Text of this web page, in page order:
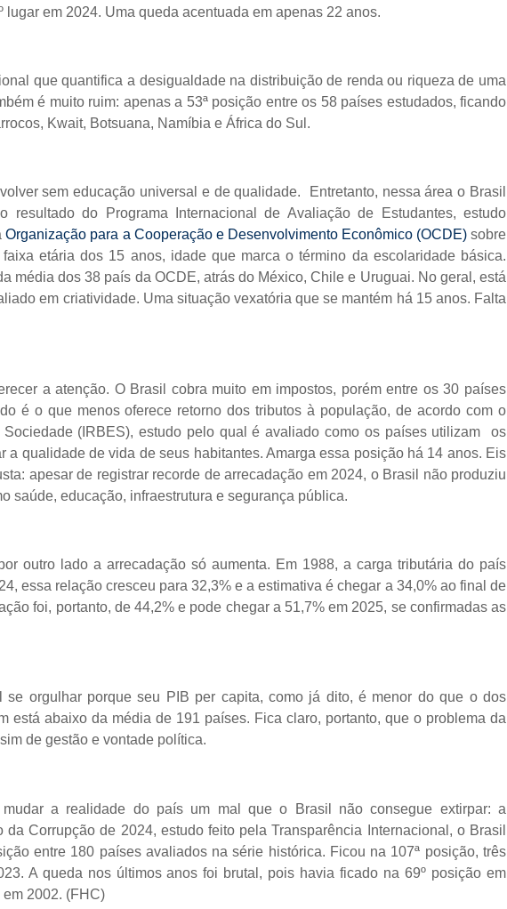
lugar em 2024. Uma queda acentuada em apenas 22 anos.
que quantifica a desigualdade na distribuição de renda ou riqueza de uma
é muito ruim: apenas a 53ª posição entre os 58 países estudados, ficando
Kwait, Botsuana, Namíbia e África do Sul.
sem educação universal e de qualidade. Entretanto, nessa área o Brasil
resultado do Programa Internacional de Avaliação de Estudantes, estudo
Organização para a Cooperação e Desenvolvimento Econômico (OCDE)sobre
etária dos 15 anos, idade que marca o término da escolaridade básica.
média dos 38 país da OCDE, atrás do México, Chile e Uruguai. No geral, está
em criatividade. Uma situação vexatória que se mantém há 15 anos. Falta
a atenção. O Brasil cobra muito em impostos, porém entre os 30 países
é o que menos oferece retorno dos tributos à população, de acordo com o
Sociedade (IRBES), estudo pelo qual é avaliado como os países utilizam os
a qualidade de vida de seus habitantes. Amarga essa posição há 14 anos. Eis
apesar de registrar recorde de arrecadação em 2024, o Brasil não produziu
saúde, educação, infraestrutura e segurança pública.
outro lado a arrecadação só aumenta. Em 1988, a carga tributária do país
essa relação cresceu para 32,3% e a estimativa é chegar a 34,0% ao final de
foi, portanto, de 44,2% e pode chegar a 51,7% em 2025, se confirmadas as
se orgulhar porque seu PIB per capita, como já dito, é menor do que o dos
está abaixo da média de 191 países. Fica claro, portanto, que o problema da
de gestão e vontade política.
a realidade do país um mal que o Brasil não consegue extirpar: a
Corrupção de 2024, estudo feito pela Transparência Internacional, o Brasil
entre 180 países avaliados na série histórica. Ficou na 107ª posição, três
A queda nos últimos anos foi brutal, pois havia ficado na 69º posição em
em 2002. (FHC)